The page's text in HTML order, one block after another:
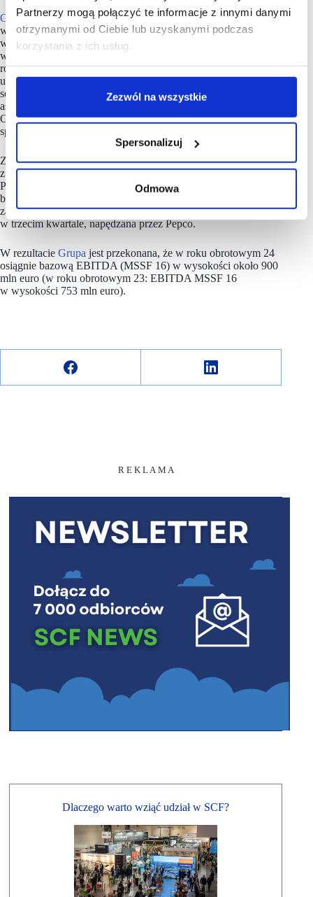
Partnerzy mogą połączyć te informacje z innymi danymi
otrzymanymi od Ciebie lub uzyskanymi podczas
korzystania z ich usług.
Zezwól na wszystkie
Spersonalizuj
Odmowa
Grupajest przekonana, że problemy z dostępnością, które
wpłynęły na sprzedaż LFL, ustąpią w czwartym kwartale,
w miarę łagodzenia wpływu Morza Czerwonego poprzez
wcześniejszą wysyłkę produktów i kierowanie zapasów
różnymi szlakami transportowymi. Stan zapasów w Pepco
ulega poprawie, przy czym starsze zapasy z poprzednich
sezonów są usuwane poprzez obniżanie marży, co poprawia
asortyment w kierunku nowszych zapasów o wyższej marży.
Oczekuje się, że to z kolei przyczyni się do ożywienia
sprzedaży LFL w IV kw. r. i później.
Zarząd jest przekonany, że rok finansowy zostanie zakończony
z lepszymi wskaźnikami LFL w podstawowej działalności
Pepco. Podczas gdy ogólne przychody LFL w trzecim kwartale
były poniżej oczekiwań Grupy, dynamika marży brutto
zademonstrowana w wynikach półrocznych, utrzymała się
w trzecim kwartale, napędzana przez Pepco.
W rezultacie Grupa jest przekonana, że w roku obrotowym 24
osiągnie bazową EBITDA (MSSF 16) w wysokości około 900
mln euro (w roku obrotowym 23: EBITDA MSSF 16
w wysokości 753 mln euro).
R E K L A M A
Dlaczego warto wziąć udział w SCF?